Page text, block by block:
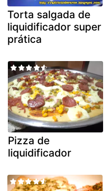
Torta salgada de
liquidificador super
prática
Pizza de
liquidificador